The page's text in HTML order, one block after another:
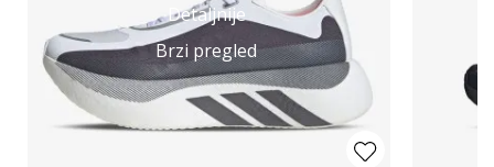
Detaljnije
Brzi pregled